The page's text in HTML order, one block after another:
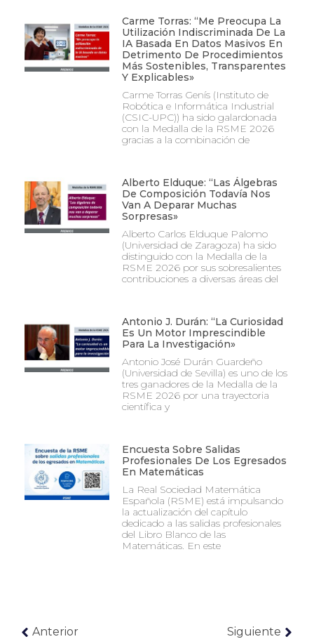
Carme Torras: “Me Preocupa La
Utilización Indiscriminada De La
IA Basada En Datos Masivos En
Detrimento De Procedimientos
Más Sostenibles, Transparentes
Y Explicables»
Carme Torras Genís (Instituto de
Robótica e Informática Industrial
(CSIC-UPC)) ha sido galardonada
con la Medalla de la RSME 2026
gracias a la combinación de
Alberto Elduque: “Las Álgebras
De Composición Todavía Nos
Van A Deparar Muchas
Sorpresas»
Alberto Carlos Elduque Palomo
(Universidad de Zaragoza) ha sido
distinguido con la Medalla de la
RSME 2026 por sus sobresalientes
contribuciones a diversas áreas del
Antonio J. Durán: “La Curiosidad
Es Un Motor Imprescindible
Para La Investigación»
Antonio José Durán Guardeño
(Universidad de Sevilla) es uno de los
tres ganadores de la Medalla de la
RSME 2026 por una trayectoria
científica y
Encuesta Sobre Salidas
Profesionales De Los Egresados
En Matemáticas
La Real Sociedad Matemática
Española (RSME) está impulsando
la actualización del capítulo
dedicado a las salidas profesionales
del Libro Blanco de las
Matemáticas. En este
Anterior Siguiente